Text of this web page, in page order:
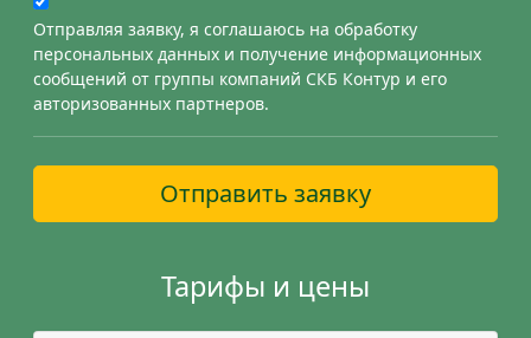
Отправляя заявку, я соглашаюсь на обработку
персональных данных и получение информационных
сообщений от группы компаний СКБ Контур и его
авторизованных партнеров.
Отправить заявку
Тарифы и цены